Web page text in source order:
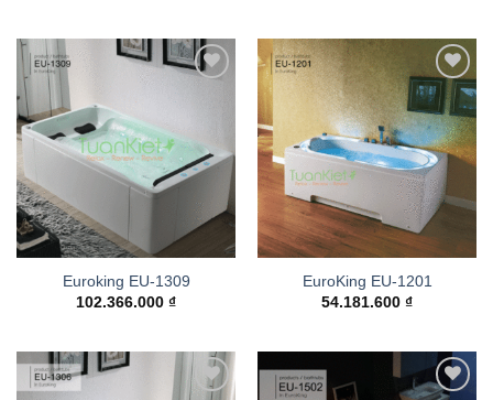
Euroking EU-1309
102.366.000 ₫
Add to
wishlist
EuroKing EU-1201
54.181.600 ₫